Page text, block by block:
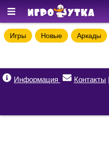
Игры Новые Аркады
Информация Контакты |